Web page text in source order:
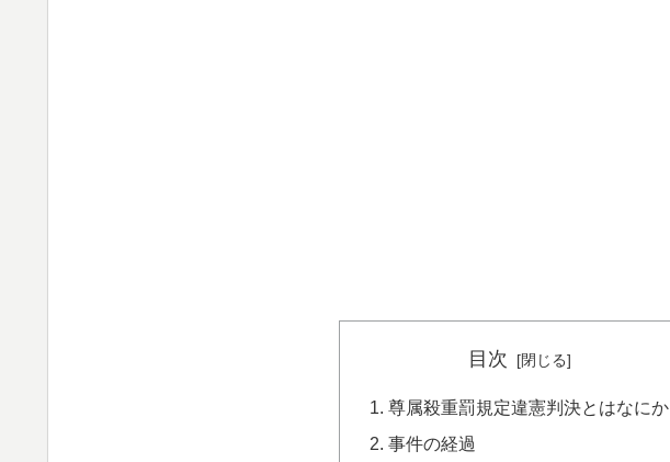
目次
尊属殺重罰規定違憲判決とはなにか
事件の経過